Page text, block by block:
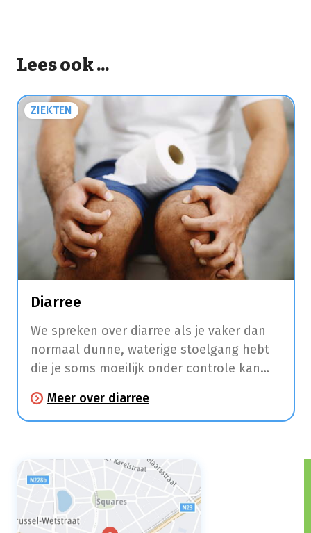
Lees ook ...
ZIEKTEN
Diarree
We spreken over diarree als je vaker dan
normaal dunne, waterige stoelgang hebt
die je soms moeilijk onder controle kan
besmettelijk. Daarom is het belangrijk om
regelmatig de handen goed te wassen of
naar de wc geweest bent of wanneer je
voedsel gaat bereiden.
Meer over diarree